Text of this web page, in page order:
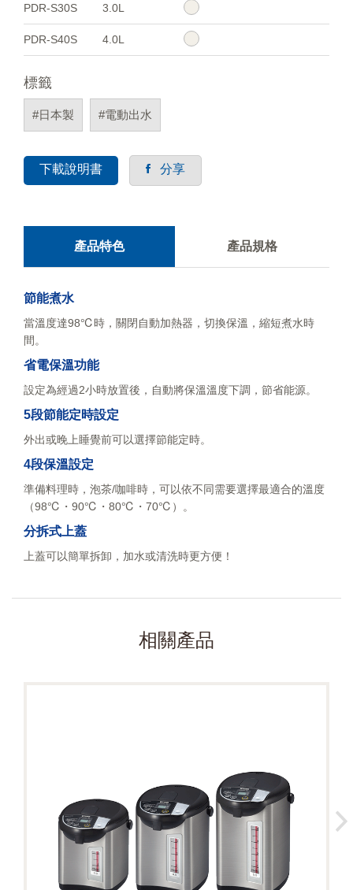
PDR-S30S
3.0L
PDR-S40S 4.0L
標籤
#日本製 #電動出水
下載說明書 分享
產品特色 產品規格
節能煮水
當溫度達98℃時，關閉自動加熱器，切換保溫，縮短煮水時
間。
省電保溫功能
設定為經過2小時放置後，自動將保溫溫度下調，節省能源。
5段節能定時設定
外出或晚上睡覺前可以選擇節能定時。
4段保溫設定
準備料理時，泡茶/咖啡時，可以依不同需要選擇最適合的溫度
（98℃・90℃・80℃・70℃）。
分拆式上蓋
上蓋可以簡單拆卸，加水或清洗時更方便！
相關產品